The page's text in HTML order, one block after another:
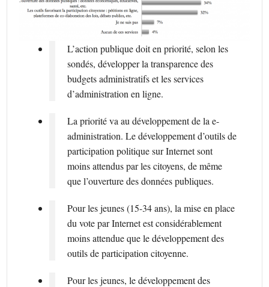
L’action publique doit en priorité, selon les
sondés, développer la transparence des
budgets administratifs et les services
d’administration en ligne.
La priorité va au développement de la e-
administration. Le développement d’outils de
participation politique sur Internet sont
moins attendus par les citoyens, de même
que l’ouverture des données publiques.
Pour les jeunes (15-34 ans), la mise en place
du vote par Internet est considérablement
moins attendue que le développement des
outils de participation citoyenne.
Pour les jeunes, le développement des